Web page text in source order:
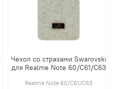
Чехол со стразами Swarovski
для Realme Note 60/С61/С63
Realme Note 60/С61/С63